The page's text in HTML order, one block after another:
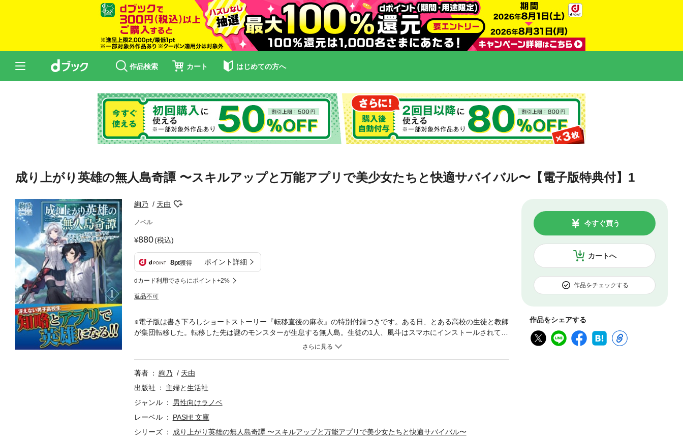
作品検索 カート はじめての方へ
成り上がり英雄の無人島奇譚 〜スキルアップと万能アプリで美少女たちと快適サバイバル〜【電子版特典付】1
絢乃 天由
ノベル
880(税込)
8pt獲得 ポイント詳細
dカード利用でさらにポイント+2%
返品不可
カートへ
今すぐ買う
作品をチェックする
作品をシェアする
※電子版は書き下ろしショートストーリー『転移直後の麻衣』の特別付録つきです。ある日、とある高校の生徒と教師
が集団転移した。転移した先は謎のモンスターが生息する無人島。生徒の1人、風斗はスマホにインストールされてい
た謎のアプリを活用することで、まるでゲームの中の様に過酷な島での生活を快適にできると気づく──。仲間になっ
著者 絢乃
天由
出版社
主婦と生活社
ジャンル
男性向けラノベ
レーベル
PASH! 文庫
シリーズ
成り上がり英雄の無人島奇譚 〜スキルアップと万能アプリで美少女たちと快適サバイバル〜